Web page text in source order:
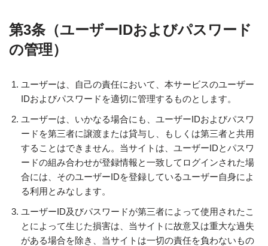
第3条（ユーザーIDおよびパスワード
の管理）
ユーザーは、自己の責任において、本サービスのユーザー
IDおよびパスワードを適切に管理するものとします。
ユーザーは、いかなる場合にも、ユーザーIDおよびパスワ
ードを第三者に譲渡または貸与し、もしくは第三者と共用
することはできません。当サイトは、ユーザーIDとパスワ
ードの組み合わせが登録情報と一致してログインされた場
合には、そのユーザーIDを登録しているユーザー自身によ
る利用とみなします。
ユーザーID及びパスワードが第三者によって使用されたこ
とによって生じた損害は、当サイトに故意又は重大な過失
がある場合を除き、当サイトは一切の責任を負わないもの